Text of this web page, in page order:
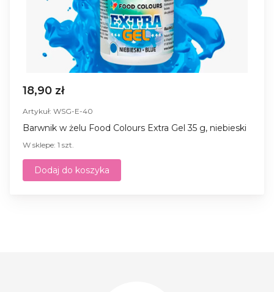
18,90 zł
Artykuł: WSG-E-40
Barwnik w żelu Food Colours Extra Gel 35 g, niebieski
W sklepe: 1 szt.
Dodaj do koszyka